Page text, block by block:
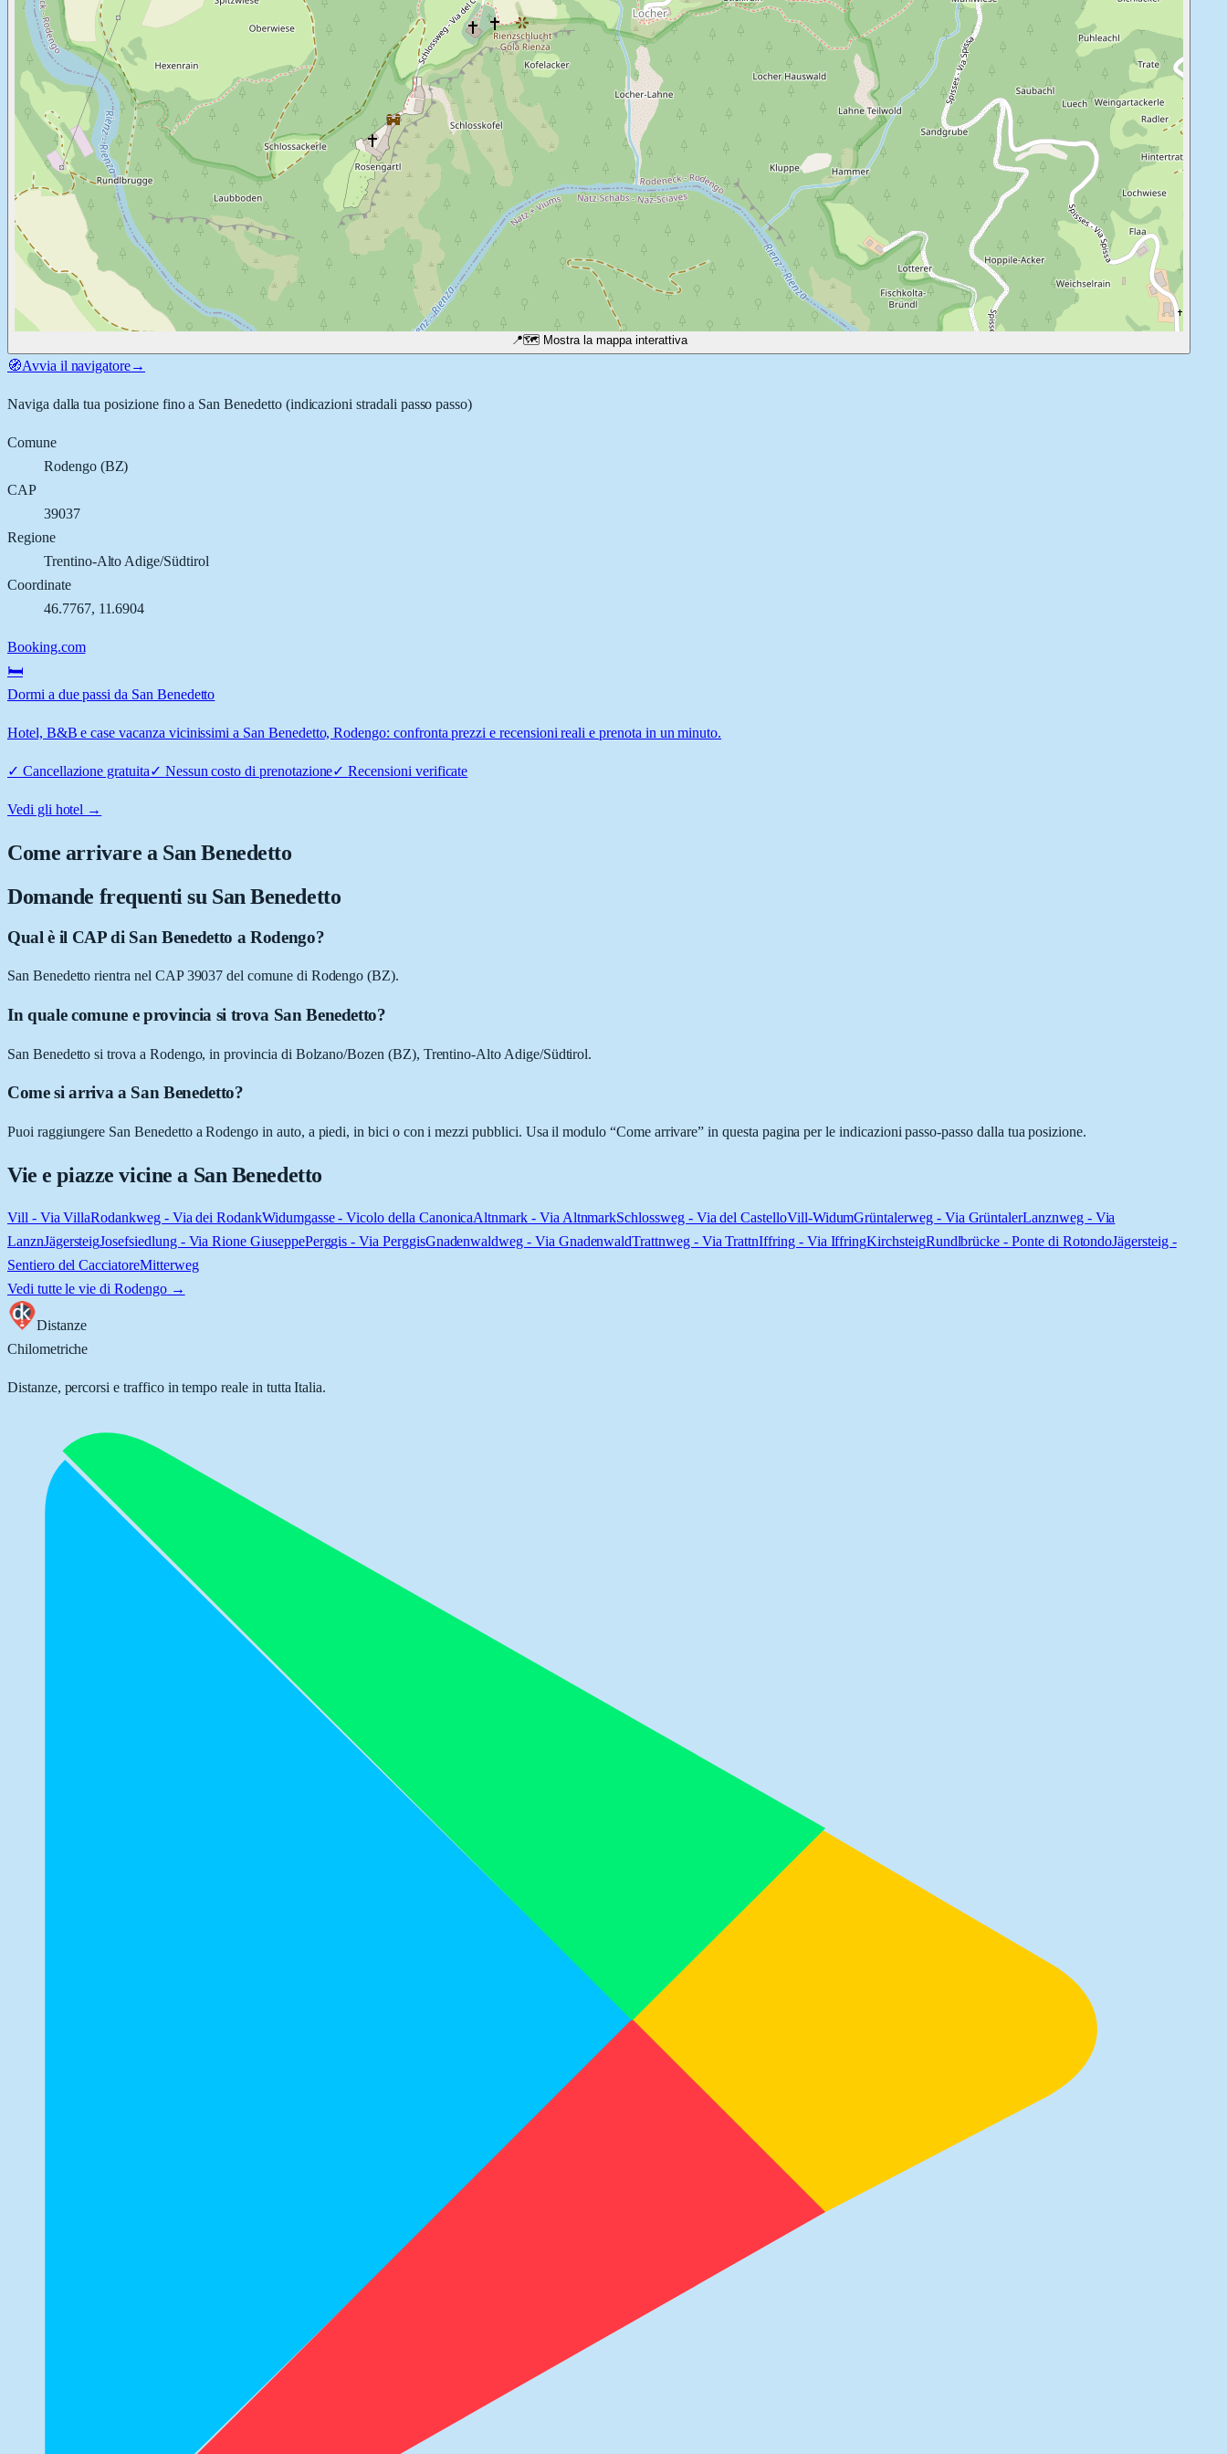
📍🗺️ Mostra la mappa interattiva
🧭Avvia il navigatore→
Naviga dalla tua posizione fino a San Benedetto(indicazioni stradali passo passo)
Comune
Rodengo(BZ)
CAP
39037
Regione
Trentino-Alto Adige/Südtirol
Coordinate
46.7767, 11.6904
Booking.com
🛏️
Dormi a due passi da San Benedetto
Hotel, B&B e case vacanza vicinissimi a San Benedetto, Rodengo: confronta prezzi e recensioni reali e prenota in un minuto.
✓ Cancellazione gratuita✓ Nessun costo di prenotazione✓Recensioni verificate
Vedi gli hotel →
Come arrivare a San Benedetto
Domande frequenti su San Benedetto
Qual è il CAP di San Benedetto a Rodengo?
San Benedetto rientra nel CAP 39037 del comune di Rodengo (BZ).
In quale comune e provincia si trova San Benedetto?
San Benedetto si trova a Rodengo, in provincia di Bolzano/Bozen (BZ), Trentino-Alto Adige/Südtirol.
Come si arriva a San Benedetto?
Puoi raggiungere San Benedetto a Rodengo in auto, a piedi, in bici o con i mezzi pubblici. Usa il modulo “Come arrivare” in questa pagina per le indicazioni passo-passo dalla tua posizione.
Vie e piazze vicine a San Benedetto
Vill - Via VillaRodankweg - Via dei RodankWidumgasse - Vicolo della CanonicaAltnmark - Via AltnmarkSchlossweg - Via del CastelloVill-WidumGrüntalerweg - Via GrüntalerLanznweg - Via
LanznJägersteigJosefsiedlung - Via Rione GiuseppePerggis - Via PerggisGnadenwaldweg - Via GnadenwaldTrattnweg - Via TrattnIffring - Via IffringKirchsteigRundlbrücke - Ponte di RotondoJägersteig -
Sentiero del CacciatoreMitterweg
Vedi tutte le vie di Rodengo→
Distanze
Chilometriche
Distanze, percorsi e traffico in tempo reale in tutta Italia.